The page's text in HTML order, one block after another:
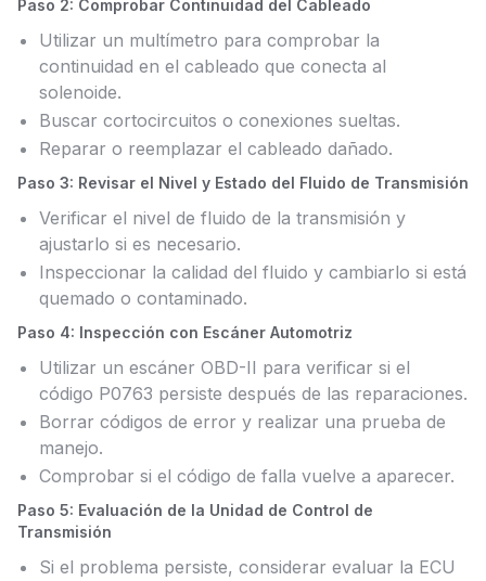
Paso 2: Comprobar Continuidad del Cableado
Utilizar un multímetro para comprobar la
continuidad en el cableado que conecta al
solenoide.
Buscar cortocircuitos o conexiones sueltas.
Reparar o reemplazar el cableado dañado.
Paso 3: Revisar el Nivel y Estado del Fluido de Transmisión
Verificar el nivel de fluido de la transmisión y
ajustarlo si es necesario.
Inspeccionar la calidad del fluido y cambiarlo si está
quemado o contaminado.
Paso 4: Inspección con Escáner Automotriz
Utilizar un escáner OBD-II para verificar si el
código P0763 persiste después de las reparaciones.
Borrar códigos de error y realizar una prueba de
manejo.
Comprobar si el código de falla vuelve a aparecer.
Paso 5: Evaluación de la Unidad de Control de
Transmisión
Si el problema persiste, considerar evaluar la ECU